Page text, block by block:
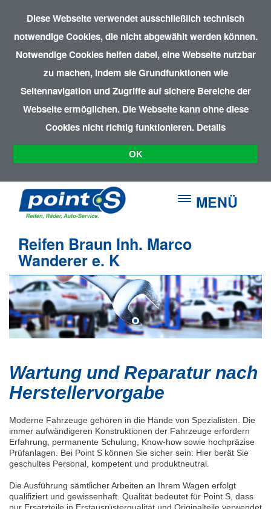
Diese Webseite verwendet ausschließlich technisch
notwendige Cookies, die nicht abgewählt werden können.
Notwendige Cookies helfen dabei, eine Webseite nutzbar
zu machen, indem sie Grundfunktionen wie
Seitennavigation und Zugriffe auf sichere Bereiche der
Webseite ermöglichen. Die Webseite kann ohne diese
Cookies nicht richtig funktionieren. Details
OK
MENÜ
Reifen Braun Inh. Marco
Wanderer e. K
Wartung und Reparatur nach
Herstellervorgabe
Moderne Fahrzeuge gehören in die Hände von Spezialisten. Die
immer aufwändigeren Konstruktionen der Fahrzeuge erfordern
Erfahrung, permanente Schulung, Know-how sowie hochpräzise
Prüfanlagen. Bei Point S können Sie sicher sein: Hier berät Sie
geschultes Personal, kompetent und produktneutral.
Die Ausführung sämtlicher Arbeiten an Ihrem Wagen erfolgt
qualifiziert und gewissenhaft. Qualität bedeutet für Point S, dass